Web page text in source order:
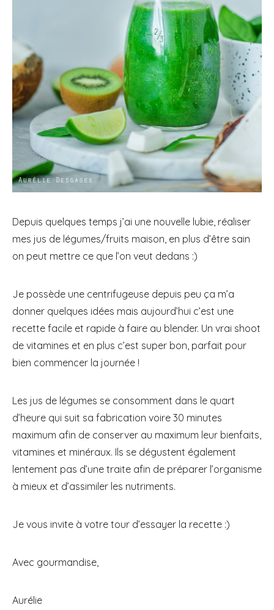
Depuis quelques temps j’ai une nouvelle lubie, réaliser
mes jus de légumes/fruits maison, en plus d’être sain
on peut mettre ce que l’on veut dedans :)
Je possède une centrifugeuse depuis peu ça m’a
donner quelques idées mais aujourd’hui c’est une
recette facile et rapide à faire au blender. Un vrai shoot
de vitamines et en plus c’est super bon, parfait pour
bien commencer la journée !
Les jus de légumes se consomment dans le quart
d’heure qui suit sa fabrication voire 30 minutes
maximum afin de conserver au maximum leur bienfaits,
vitamines et minéraux. Ils se dégustent également
lentement pas d’une traite afin de préparer l’organisme
à mieux et d’assimiler les nutriments.
Je vous invite à votre tour d’essayer la recette :)
Avec gourmandise,
Aurélie